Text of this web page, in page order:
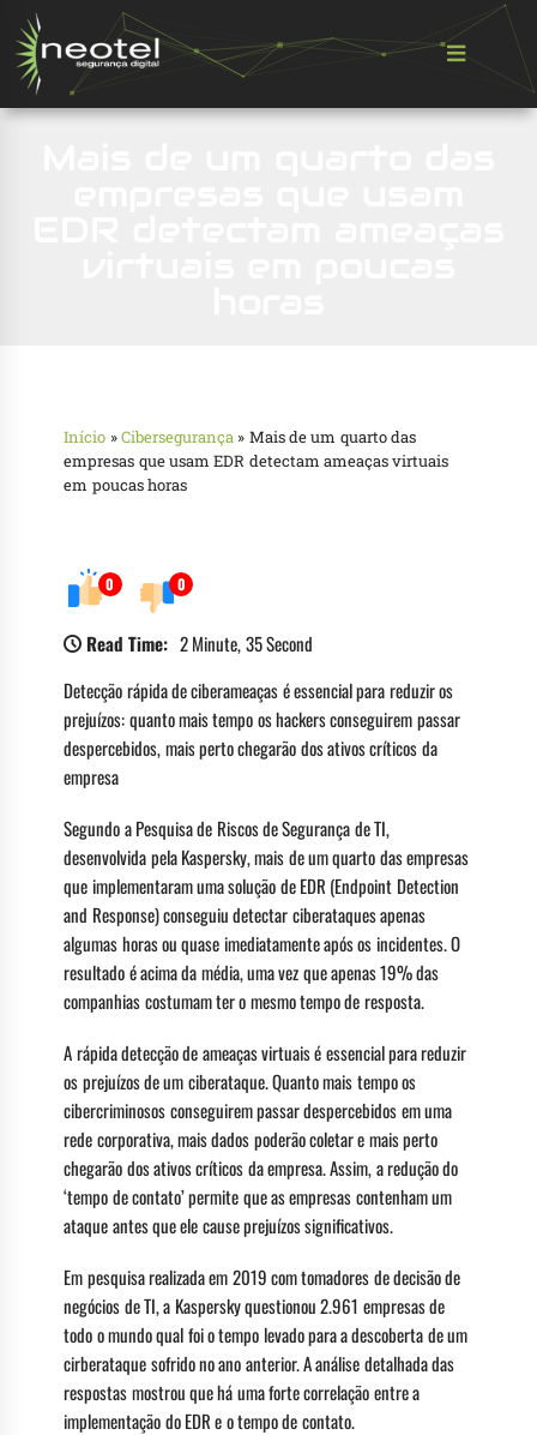
Início »Cibersegurança » Mais de um quarto das
empresas que usam EDR detectam ameaças virtuais
em poucas horas
0 0
Read Time: 2 Minute, 35 Second
Detecção rápida de ciberameaças é essencial para reduzir os
prejuízos: quanto mais tempo os hackers conseguirem passar
despercebidos, mais perto chegarão dos ativos críticos da
empresa
Segundo a Pesquisa de Riscos de Segurança de TI,
desenvolvida pela Kaspersky, mais de um quarto das empresas
que implementaram uma solução de EDR (Endpoint Detection
and Response) conseguiu detectar ciberataques apenas
algumas horas ou quase imediatamente após os incidentes. O
resultado é acima da média, uma vez que apenas 19% das
companhias costumam ter o mesmo tempo de resposta.
A rápida detecção de ameaças virtuais é essencial para reduzir
os prejuízos de um ciberataque. Quanto mais tempo os
cibercriminosos conseguirem passar despercebidos em uma
rede corporativa, mais dados poderão coletar e mais perto
chegarão dos ativos críticos da empresa. Assim, a redução do
‘tempo de contato’ permite que as empresas contenham um
ataque antes que ele cause prejuízos significativos.
Em pesquisa realizada em 2019 com tomadores de decisão de
negócios de TI, a Kaspersky questionou 2.961 empresas de
todo o mundo qual foi o tempo levado para a descoberta de um
cirberataque sofrido no ano anterior. A análise detalhada das
respostas mostrou que há uma forte correlação entre a
implementação do EDR e o tempo de contato.